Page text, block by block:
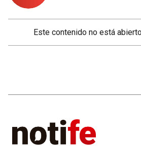
Este contenido no está